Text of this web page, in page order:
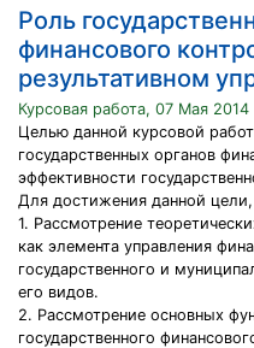
Роль
финансового
результативном
Курсовая работа, 07 Мая 2014
Целью данной курсовой
государственных органов
эффективности
Для достижения данной цели,
1. Рассмотрение
как элемента управления
государственного и
его видов.
2. Рассмотрение основных
государственного